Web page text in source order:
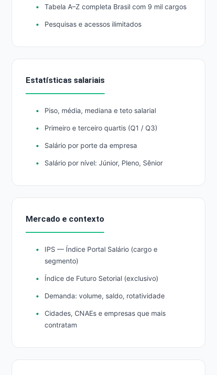
Tabela A–Z completa Brasil com 9 mil cargos
Pesquisas e acessos ilimitados
Estatísticas salariais
Piso, média, mediana e teto salarial
Primeiro e terceiro quartis (Q1 / Q3)
Salário por porte da empresa
Salário por nível: Júnior, Pleno, Sênior
Mercado e contexto
IPS — Índice Portal Salário (cargo e
segmento)
Índice de Futuro Setorial (exclusivo)
Demanda: volume, saldo, rotatividade
Cidades, CNAEs e empresas que mais
contratam